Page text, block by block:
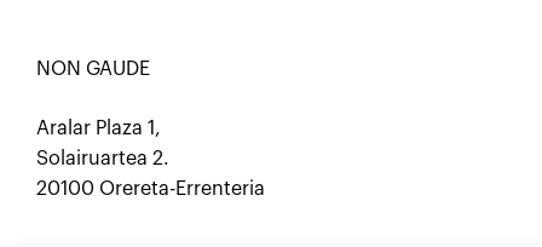
NON GAUDE
Aralar Plaza 1,
Solairuartea 2.
20100 Orereta-Errenteria